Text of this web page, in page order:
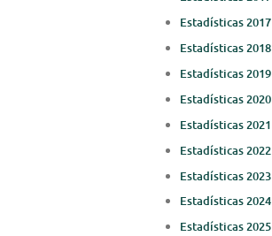
Estadísticas 2017
Estadísticas 2018
Estadísticas 2019
Estadísticas 2020
Estadísticas 2021
Estadísticas 2022
Estadísticas 2023
Estadísticas 2024
Estadísticas 2025